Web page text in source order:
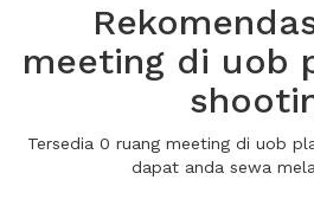
meeting di uob
Tersedia 0 ruang meeting di uob
dapat anda sewa